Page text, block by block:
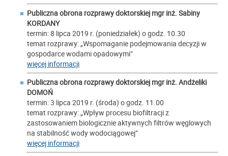
Publiczna obrona rozprawy doktorskiej mgr inż. Sabiny
KORDANY
termin: 8 lipca 2019 r. (poniedziałek) o godz. 10.30
temat rozprawy: „Wspomaganie podejmowania decyzji w
gospodarce wodami opadowymi”
więcej informacji
Publiczna obrona rozprawy doktorskiej mgr inż. Andżeliki
DOMOŃ
termin: 3 lipca 2019 r. (środa) o godz. 11.00
temat rozprawy: „Wpływ procesu biofiltracji z
zastosowaniem biologicznie aktywnych filtrów węglowych
na stabilność wody wodociągowej”
więcej informacji